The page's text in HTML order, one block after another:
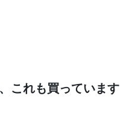
これも買っています